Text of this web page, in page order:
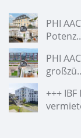
PHI
PHI
+++